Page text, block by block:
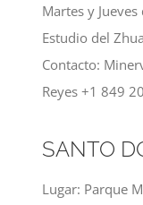
Martes y
Estudio del
Contacto:
Reyes +1 849
SANTO
Lugar: Parque